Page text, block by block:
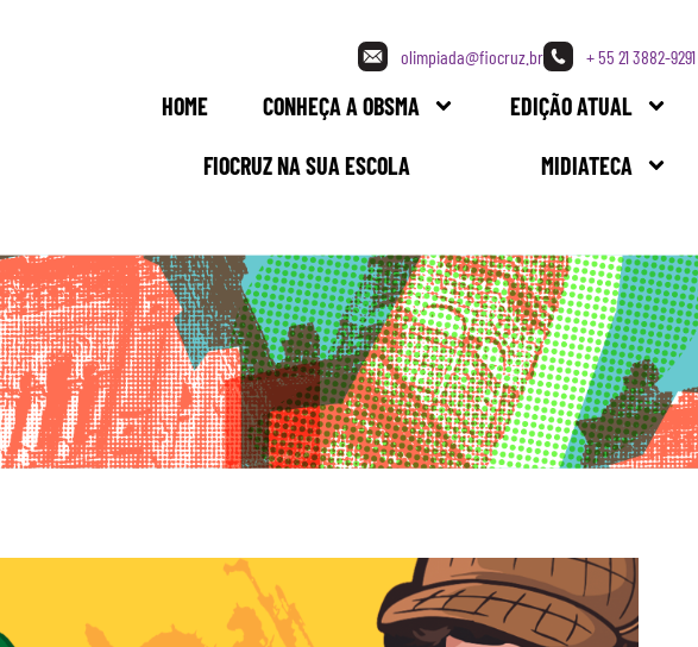
olimpiada@fiocruz.br + 55 21 3882-9291
HOME CONHEÇA A OBSMA EDIÇÃO ATUAL
FIOCRUZ NA SUA ESCOLA MIDIATECA